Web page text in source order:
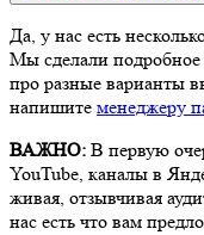
Да, у нас есть
Мы сделали
про разные варианты
напишите менеджеру
ВАЖНО: В первую
YouTube, каналы в
живая, отзывчивая
нас есть что вам